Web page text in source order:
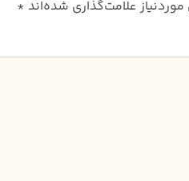
علامت‌گذاری شده‌اند *